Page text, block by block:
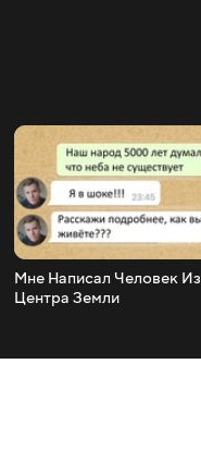
Мне Написал Человек Из
Центра Земли